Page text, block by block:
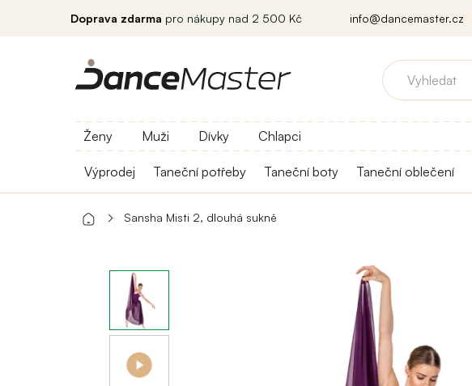
Doprava zdarma pro nákupy nad 2 500 Kč info@dancemaster.cz
Ženy Muži Dívky Chlapci
Výprodej Taneční potřeby Taneční boty Taneční oblečení
Sansha Misti 2, dlouhá sukně